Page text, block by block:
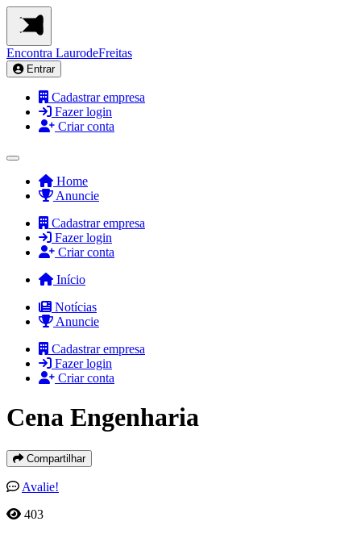
Encontra LaurodeFreitas
Entrar
Cadastrar empresa
Fazer login
Criar conta
Home
Anuncie
Cadastrar empresa
Fazer login
Criar conta
Início
Notícias
Anuncie
Cadastrar empresa
Fazer login
Criar conta
Cena Engenharia
Compartilhar
Avalie!
403